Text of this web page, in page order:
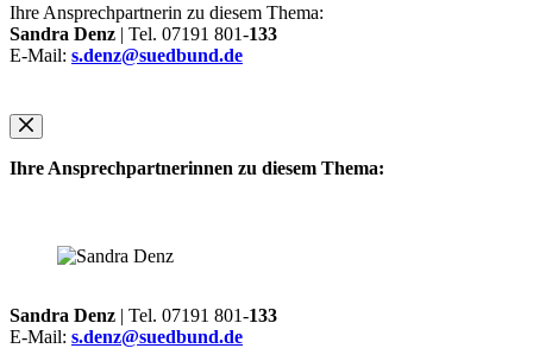
Ihre Ansprechpartnerin zu diesem Thema:
Sandra Denz | Tel. 07191 801-133
E-Mail: s.denz@suedbund.de
Ihre Ansprechpartnerinnen zu diesem Thema:
Sandra Denz | Tel. 07191 801-133
E-Mail: s.denz@suedbund.de